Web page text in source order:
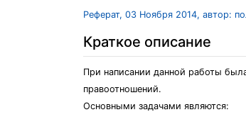
Реферат, 03 Ноября 2014, автор:
Краткое описание
При написании данной работы
правоотношений.
Основными задачами являются: